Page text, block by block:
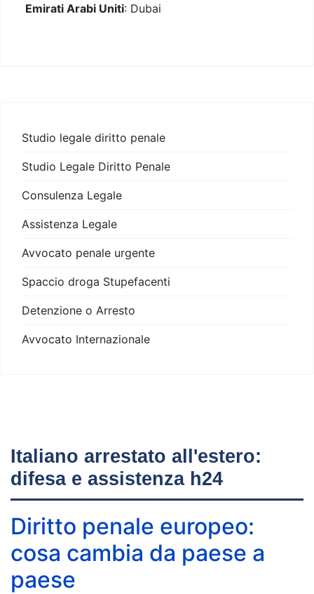
Emirati Arabi Uniti: Dubai
Studio legale diritto penale
Studio Legale Diritto Penale
Consulenza Legale
Assistenza Legale
Avvocato penale urgente
Spaccio droga Stupefacenti
Detenzione o Arresto
Avvocato Internazionale
Italiano arrestato all'estero:
difesa e assistenza h24
Diritto penale europeo:
cosa cambia da paese a
paese